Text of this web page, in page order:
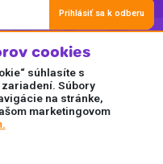
Prihlásiť sa k odberu
a so zasielaním
som sa so
cookies
súhlasíte s
Súbory
na stránke,
marketingovom